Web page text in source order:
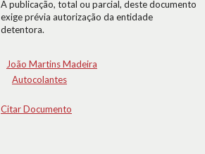
A publicação, total ou parcial, deste documento
exige prévia autorização da entidade
detentora.
João Martins Madeira
Autocolantes
Citar Documento